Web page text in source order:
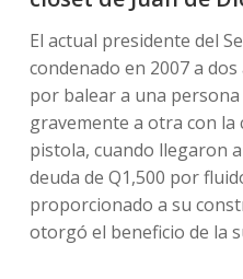
El actual presidente del
condenado en 2007 a
por balear a una
gravemente a otra con la
pistola, cuando llegaron
deuda de Q1,500 por
proporcionado a su
otorgó el beneficio de la